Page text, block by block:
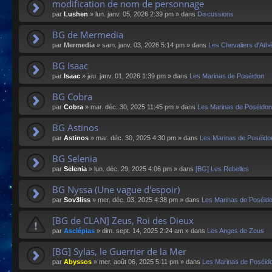
modification de nom de personnage
par Lushen » lun. janv. 05, 2026 2:39 pm » dans Discussions
BG de Mermedia
par Mermedia » sam. janv. 03, 2026 5:14 pm » dans Les Chevaliers
BG Isaac
par Isaac » jeu. janv. 01, 2026 1:39 pm » dans Les Marinas de Poséidon
BG Cobra
par Cobra» mar. déc. 30, 2025 11:45 pm » dans Les Marinas de Poséidon
BG Astinos
par Astinos » mar. déc. 30, 2025 4:30 pm » dans Les Marinas de
BG Selenia
par Selenia» lun. déc. 29, 2025 4:06 pm » dans [BG] Les Rebelles
BG Nyssa (Une vague d'espoir)
par Sov3liss » mer. déc. 03, 2025 4:38 pm » dans Les Marinas de
[BG de CLAN] Zeus, Roi des Dieux
par Asclépias » dim. sept. 14, 2025 2:24 am » dans Les Anges de Zeus
[BG] Sylas, le Guerrier de la Mer
par Abyssos » mer. août 06, 2025 5:11 pm » dans Les Marinas de